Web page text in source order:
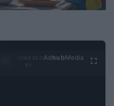
AdhubMedia